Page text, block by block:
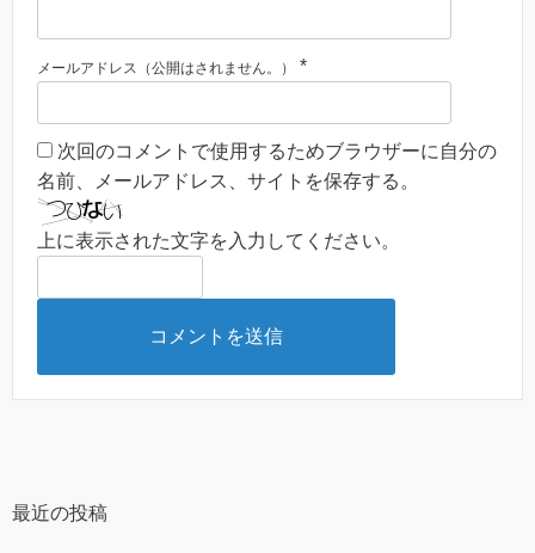
メールアドレス（公開はされません。） *
次回のコメントで使用するためブラウザーに自分の
名前、メールアドレス、サイトを保存する。
上に表示された文字を入力してください。
最近の投稿